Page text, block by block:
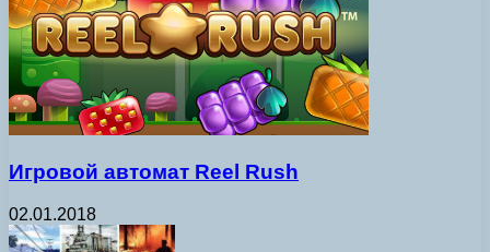
Игровой автомат Reel Rush
02.01.2018